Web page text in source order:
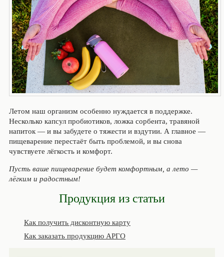
Летом наш организм особенно нуждается в поддержке.
Несколько капсул пробиотиков, ложка сорбента, травяной
напиток — и вы забудете о тяжести и вздутии. А главное —
пищеварение перестаёт быть проблемой, и вы снова
чувствуете лёгкость и комфорт.
Пусть ваше пищеварение будет комфортным, а лето —
лёгким и радостным!
Продукция из статьи
Как получить дисконтную карту
Как заказать продукцию АРГО